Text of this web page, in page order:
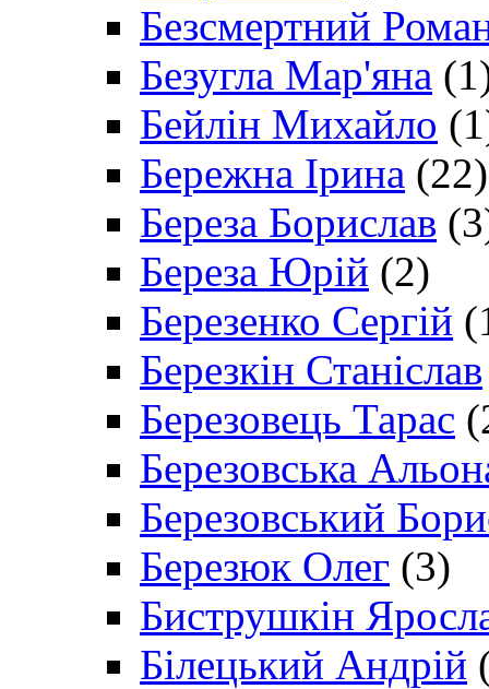
Безсмертний
Безугла Мар'яна
Бейлін Михайло
Бережна Ірина (22)
Береза Борислав
Береза Юрій (2)
Березенко Сергій
Березкін Станіслав
Березовець Тарас
Березовська
Березовський
Березюк Олег (3)
Биструшкін
Білецький Андрій